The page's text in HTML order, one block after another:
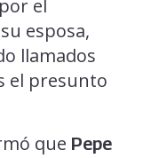
el
esposa,
llamados
el presunto
que Pepe